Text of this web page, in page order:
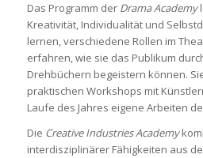
Das Programm der Drama Academy
Kreativität, Individualität und
lernen, verschiedene Rollen im
erfahren, wie sie das Publikum
Drehbüchern begeistern können.
praktischen Workshops mit
Laufe des Jahres eigene Arbeiten
Die Creative Industries Academy
interdisziplinärer Fähigkeiten aus